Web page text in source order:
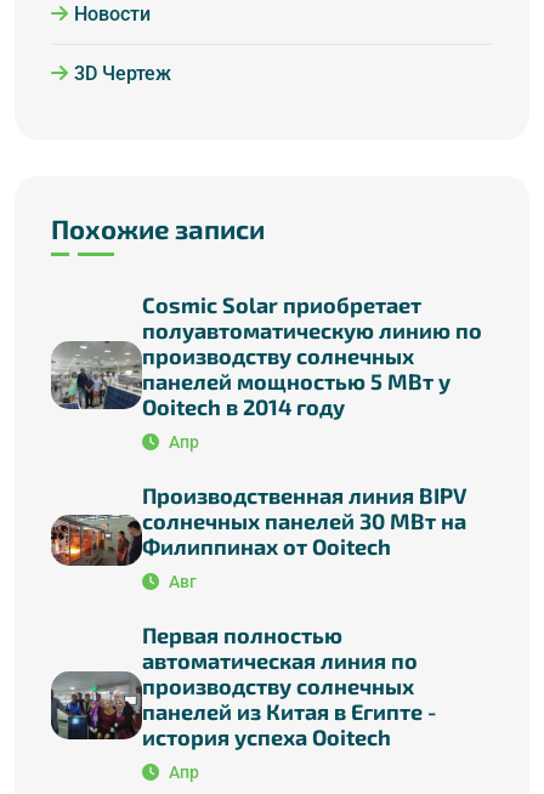
Новости
3D Чертеж
Похожие записи
Cosmic Solar приобретает
полуавтоматическую линию по
производству солнечных
панелей мощностью 5 МВт у
Ooitech в 2014 году
Апр
Производственная линия BIPV
солнечных панелей 30 МВт на
Филиппинах от Ooitech
Авг
Первая полностью
автоматическая линия по
производству солнечных
панелей из Китая в Египте -
история успеха Ooitech
Апр